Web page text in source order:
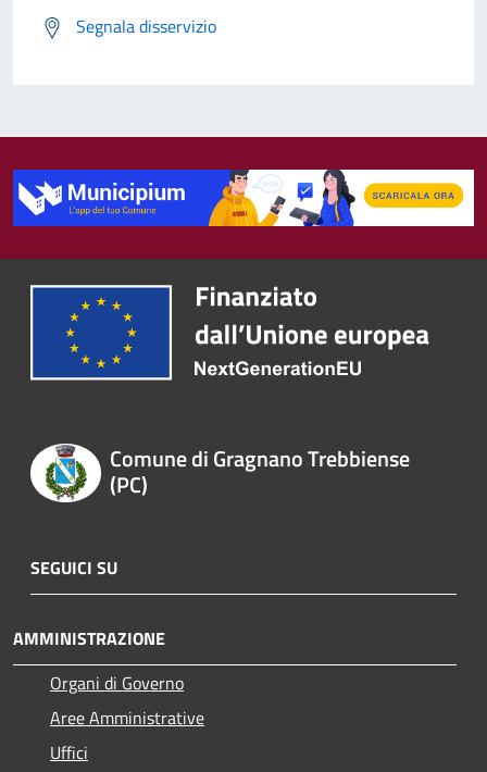
Segnala disservizio
Comune di Gragnano Trebbiense
(PC)
SEGUICI SU
AMMINISTRAZIONE
Organi di Governo
Aree Amministrative
Uffici